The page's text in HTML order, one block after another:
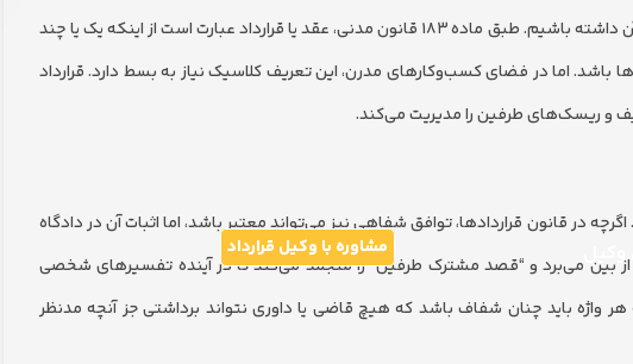
پیش از ورود به مباحث فنی تنظیم قرارداد، باید درک درستی از ماهیت آن داشته باشیم. طبق ماده ۱۸۳ قانون مدنی، عقد یا قرارداد عبارت است از اینکه یک یا چند
باشد. اما در فضای کسب‌وکارهای مدرن، این تعریف کلاسیک نیاز به بسط دارد. قرارداد
و ریسک‌های طرفین را مدیریت می‌کند.
مشاوره با وکیل قرارداد
در قانون قراردادها، توافق شفاهی نیز می‌تواند معتبر باشد، اما اثبات آن در دادگاه
بین می‌برد و “قصد مشترک طرفین” را منجمد می‌کند تا در آینده تفسیرهای شخصی
واژه باید چنان شفاف باشد که هیچ قاضی یا داوری نتواند برداشتی جز آنچه مدنظر